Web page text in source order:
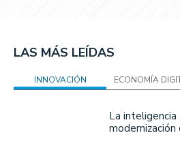
LAS MÁS LEÍDAS
INNOVACIÓN ECONOMÍA
La